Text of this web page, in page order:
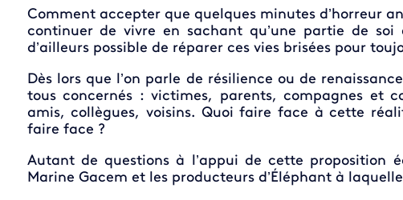
Comment accepter que quelques minutes d’horreur
continuer de vivre en sachant qu’une partie de
d’ailleurs possible de réparer ces vies brisées pour
Dès lors que l’on parle de résilience ou de
tous concernés : victimes, parents, compagnes et
amis, collègues, voisins. Quoi faire face à cette
faire face ?
Autant de questions à l’appui de cette proposition
Marine Gacem et les producteurs d’Éléphant à